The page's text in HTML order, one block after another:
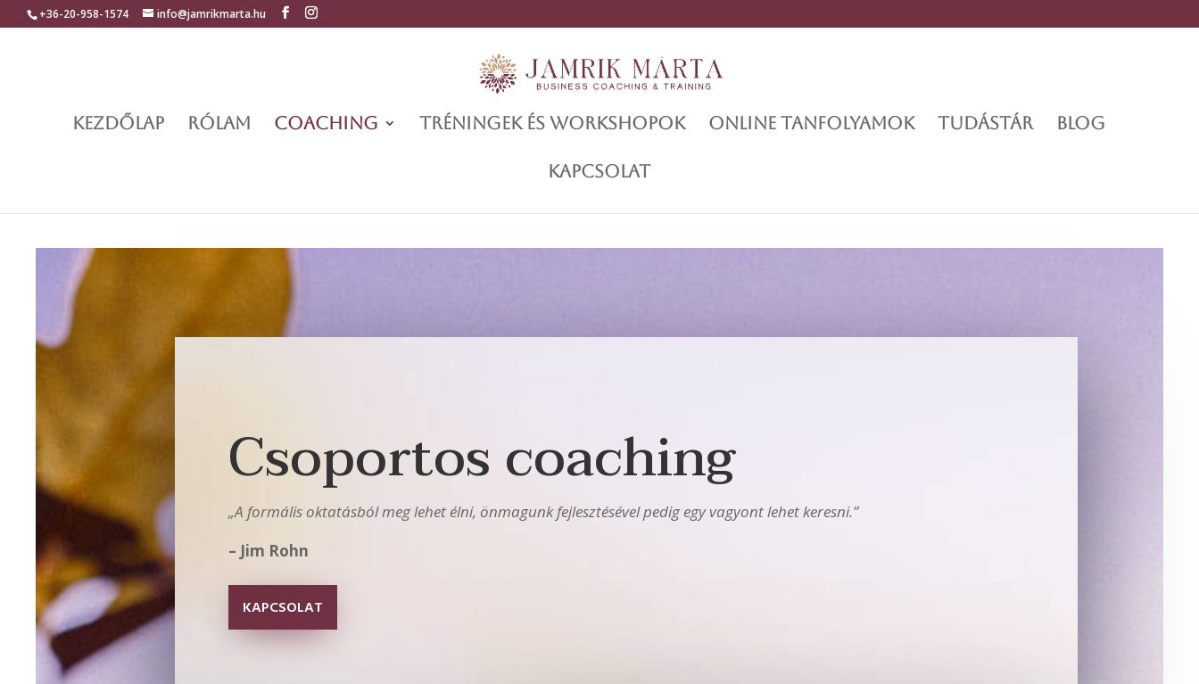
+36-20-958-1574 info@jamrikmarta.hu
KEZDŐLAP RÓLAM COACHING TRÉNINGEK ÉS WORKSHOPOK ONLINE TANFOLYAMOK TUDÁSTÁR BLOG
KAPCSOLAT
Csoportos coaching
„A formális oktatásból meg lehet élni, önmagunk fejlesztésével pedig egy vagyont lehet keresni.”
– Jim Rohn
KAPCSOLAT